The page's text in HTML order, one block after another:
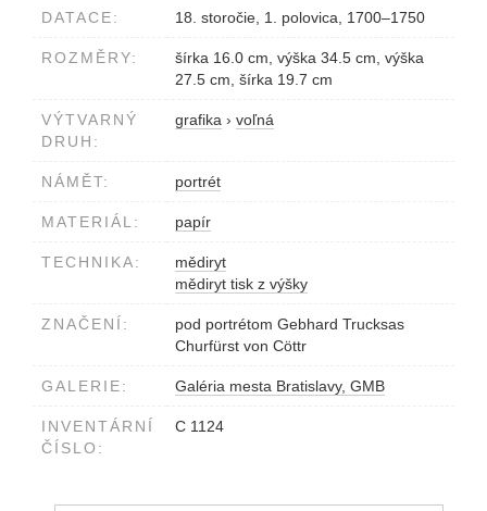
DATACE: 18. storočie, 1. polovica, 1700–1750
ROZMĚRY:
šírka 16.0 cm, výška 34.5 cm, výška
27.5 cm, šírka 19.7 cm
VÝTVARNÝ
DRUH:
grafika › voľná
NÁMĚT: portrét
MATERIÁL: papír
TECHNIKA:
mědiryt
mědiryt tisk z výšky
ZNAČENÍ:
pod portrétom Gebhard Trucksas
Churfürst von Cöttr
GALERIE: Galéria mesta Bratislavy, GMB
INVENTÁRNÍ
ČÍSLO:
C 1124